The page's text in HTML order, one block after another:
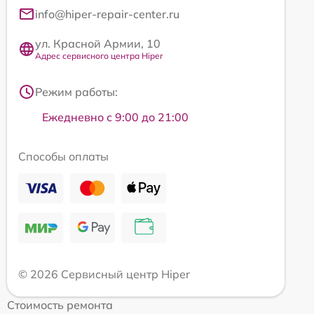
info@hiper-repair-center.ru
ул. Красной Армии, 10
Адрес сервисного центра Hiper
Режим работы:
Ежедневно с 9:00 до 21:00
Способы оплаты
© 2026 Сервисный центр Hiper
Стоимость ремонта